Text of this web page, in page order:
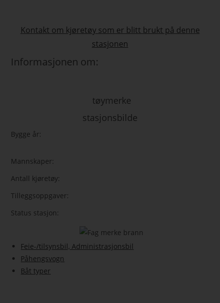
Kontakt om kjøretøy som er blitt brukt på denne
stasjonen
Informasjonen om:
tøymerke
stasjonsbilde
Bygge år:
Mannskaper:
Antall kjøretøy:
Tilleggsoppgaver:
Status stasjon:
Feie-/tilsynsbil, Administrasjonsbil
Påhengsvogn
Båt typer